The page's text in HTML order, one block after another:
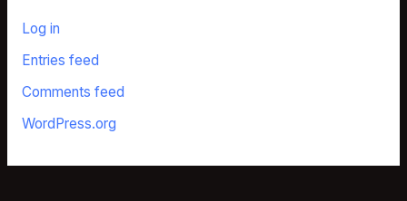
Log in
Entries feed
Comments feed
WordPress.org